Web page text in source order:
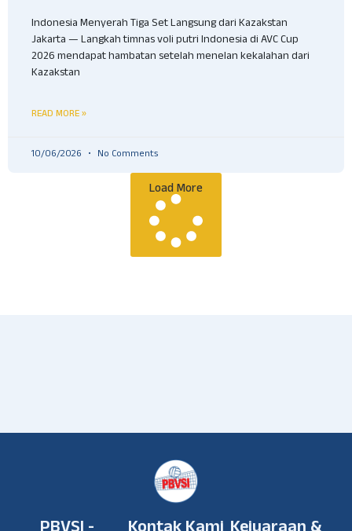
Indonesia Menyerah Tiga Set Langsung dari Kazakstan
Jakarta — Langkah timnas voli putri Indonesia di AVC Cup
2026 mendapat hambatan setelah menelan kekalahan dari
Kazakstan
READ MORE »
10/06/2026 No Comments
Load More